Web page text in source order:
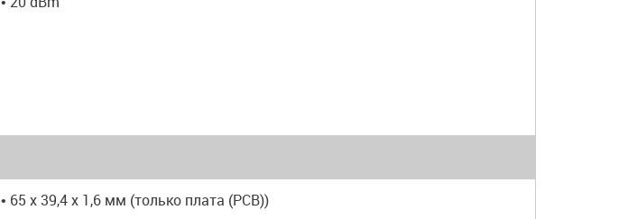
• 65 x 39,4 x 1,6 мм (только плата (PCB))